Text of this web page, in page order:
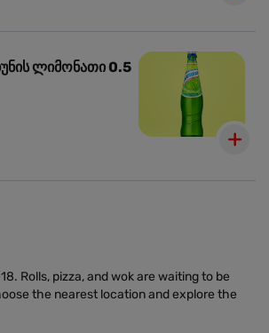
ლიმონათი 0.5
Rolls, pizza, and wok are waiting to be
the nearest location and explore the